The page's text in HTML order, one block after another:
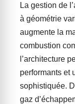
La gestion de
à géométrie
augmente la
combustion
l’architecture
performants et
sophistiquée.
gaz